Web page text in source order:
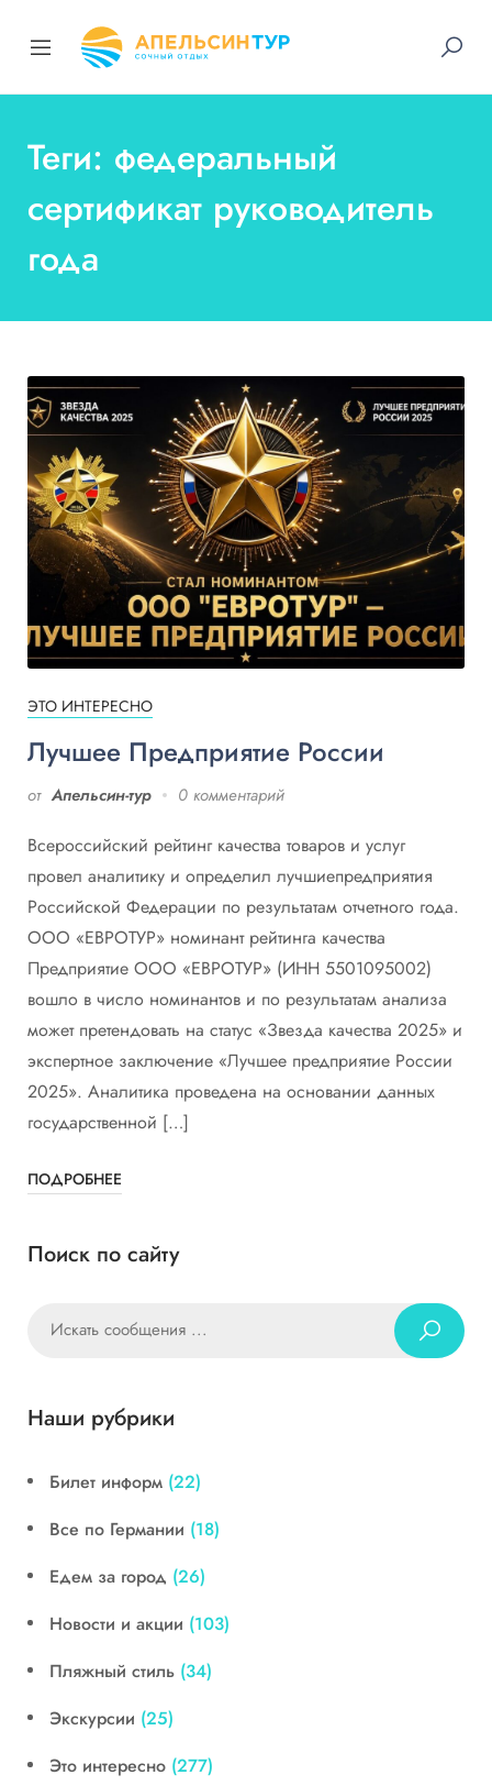
Теги: федеральный
сертификат руководитель
года
ЭТО ИНТЕРЕСНО
Лучшее Предприятие России
от Апельсин-тур 0 комментарий
Всероссийский рейтинг качества товаров и услуг
провел аналитику и определил лучшиепредприятия
Российской Федерации по результатам отчетного года.
ООО «ЕВРОТУР» номинант рейтинга качества
Предприятие ООО «ЕВРОТУР» (ИНН 5501095002)
вошло в число номинантов и по результатам анализа
может претендовать на статус «Звезда качества 2025» и
экспертное заключение «Лучшее предприятие России
2025». Аналитика проведена на основании данных
государственной […]
ПОДРОБНЕЕ
Поиск по сайту
Наши рубрики
Билет информ (22)
Все по Германии (18)
Едем за город (26)
Новости и акции (103)
Пляжный стиль (34)
Экскурсии (25)
Это интересно (277)